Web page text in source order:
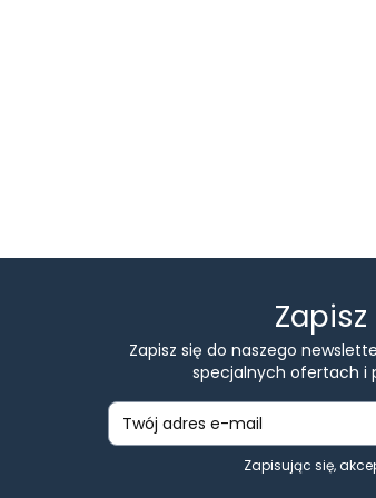
Zapisz się do naszego
specjalnych ofertach i
Zapisując się,